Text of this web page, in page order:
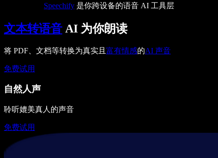
Speechify 是你跨设备的语音 AI 工具层
文本转语音 AI 为你朗读
将 PDF、文档等转换为真实且 富有情感的AI 声音
免费试用
自然人声
聆听媲美真人的声音
免费试用